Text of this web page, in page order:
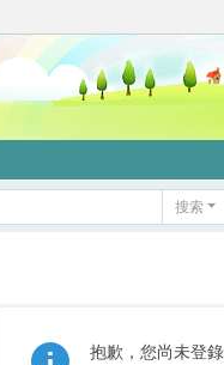
搜索
抱歉，您尚未登